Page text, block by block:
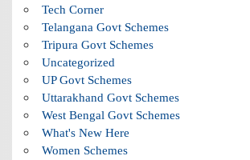
Tech Corner
Telangana Govt Schemes
Tripura Govt Schemes
Uncategorized
UP Govt Schemes
Uttarakhand Govt Schemes
West Bengal Govt Schemes
What's New Here
Women Schemes